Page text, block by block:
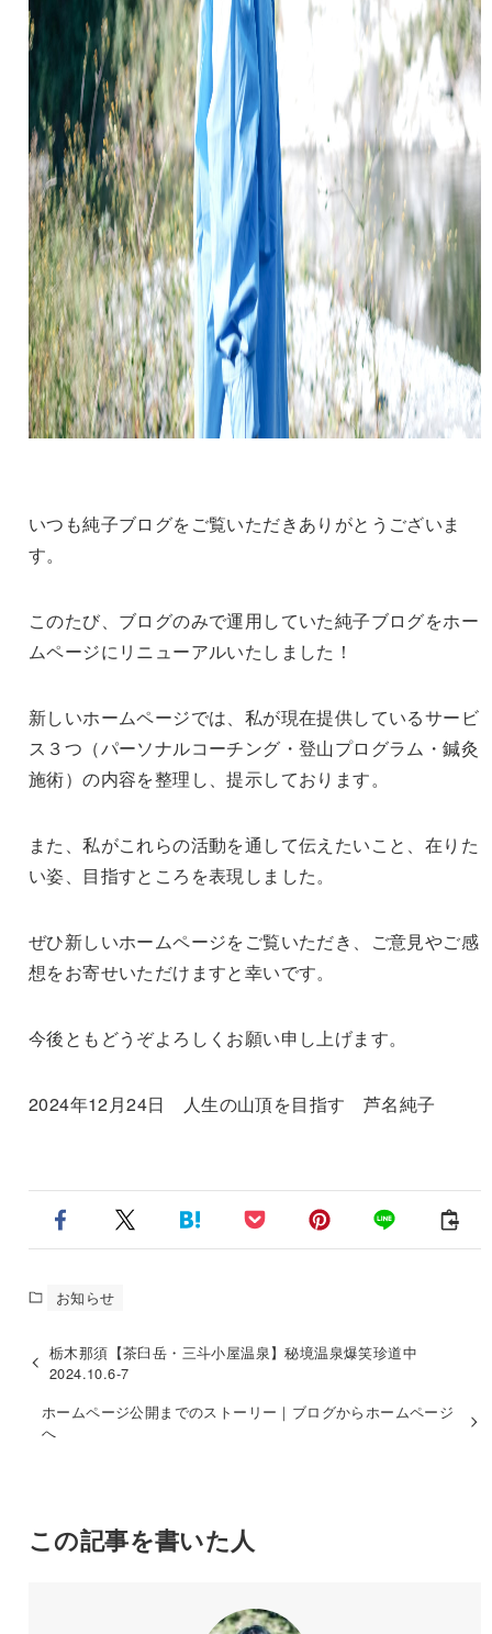
いつも純子ブログをご覧いただきありがとうございま
す。
このたび、ブログのみで運用していた純子ブログをホー
ムページにリニューアルいたしました！
新しいホームページでは、私が現在提供しているサービ
ス３つ（パーソナルコーチング・登山プログラム・鍼灸
施術）の内容を整理し、提示しております。
また、私がこれらの活動を通して伝えたいこと、在りた
い姿、目指すところを表現しました。
ぜひ新しいホームページをご覧いただき、ご意見やご感
想をお寄せいただけますと幸いです。
今後ともどうぞよろしくお願い申し上げます。
2024年12月24日 人生の山頂を目指す 芦名純子
お知らせ
栃木那須【茶臼岳・三斗小屋温泉】秘境温泉爆笑珍道中
2024.10.6-7
ホームページ公開までのストーリー｜ブログからホームページ
へ
この記事を書いた人